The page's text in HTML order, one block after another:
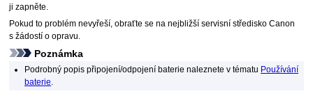
ji zapněte.
Pokud to problém nevyřeší, obraťte se na nejbližší servisní střediskoCanon
s žádostí o opravu.
Poznámka
Podrobný popis připojení/odpojení baterie naleznete v tématu Používání
baterie